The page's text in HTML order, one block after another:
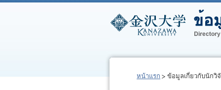
หน้าแรก ข้อมูลเกี่ยวกับนักวิ